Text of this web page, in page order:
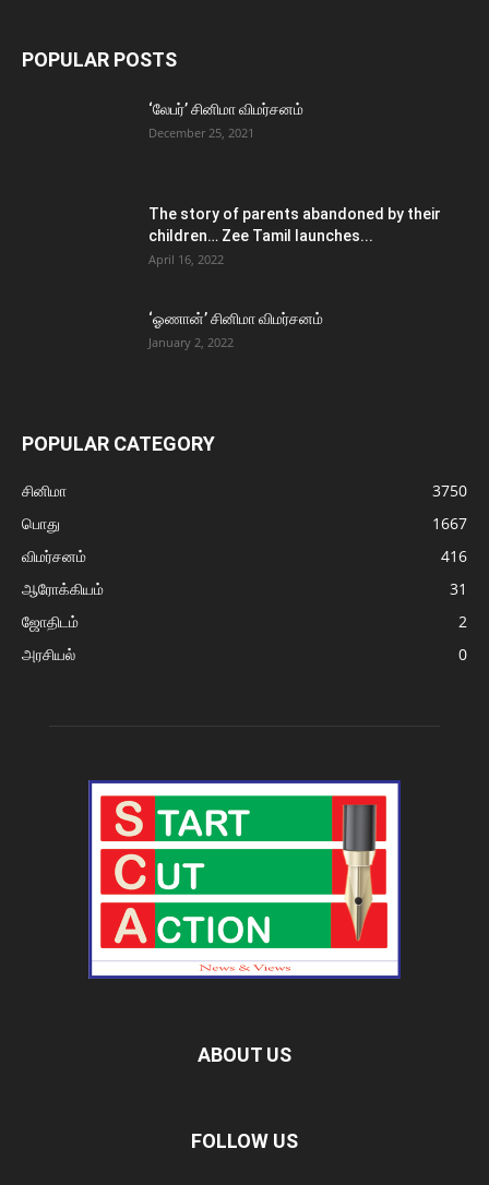
POPULAR POSTS
‘லேபர்’ சினிமா விமர்சனம்
December 25, 2021
The story of parents abandoned by their
children… Zee Tamil launches...
April 16, 2022
‘ஓணான்’ சினிமா விமர்சனம்
January 2, 2022
POPULAR CATEGORY
சினிமா
3750
பொது
1667
விமர்சனம்
416
ஆரோக்கியம்
31
ஜோதிடம்
2
அரசியல்
0
ABOUT US
FOLLOW US